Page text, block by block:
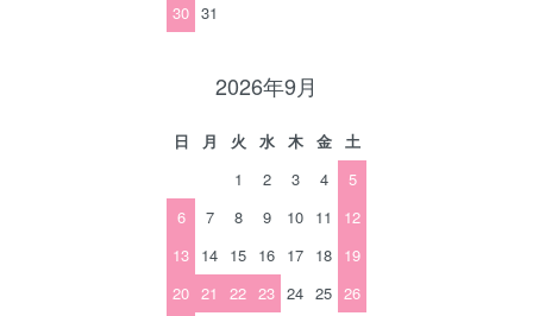
30 31
2026年9月
日 月 火 水 木 金
土
1
2 3 4
5
6
7 8 9 10 11
12
13 14 15 16 17 18 19
20 21 22 23 24 25 26